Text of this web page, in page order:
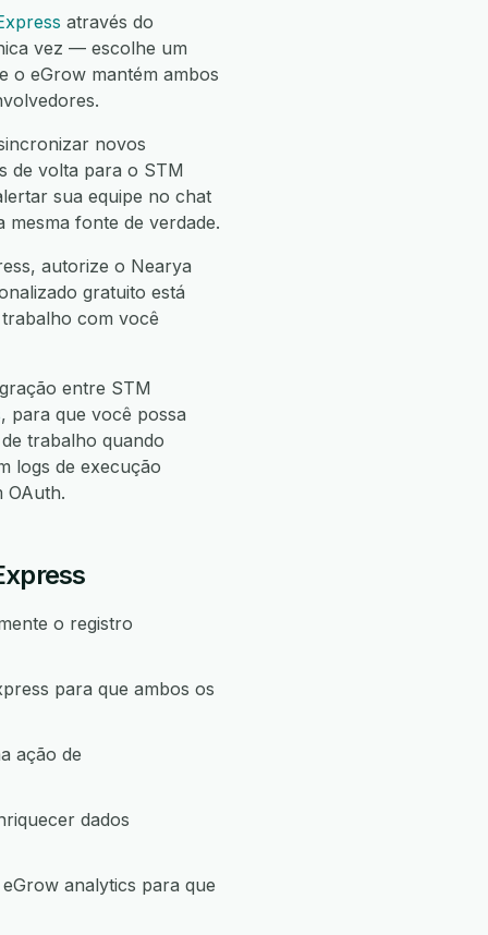
através do
vez — escolhe um
o eGrow mantém ambos
novos
de volta para o STM
sua equipe no chat
mesma fonte de verdade.
autorize o Nearya
gratuito está
com você
entre STM
, para que você possa
trabalho quando
logs de execução
OAuth.
o registro
para que ambos os
ação de
dados
analytics para que